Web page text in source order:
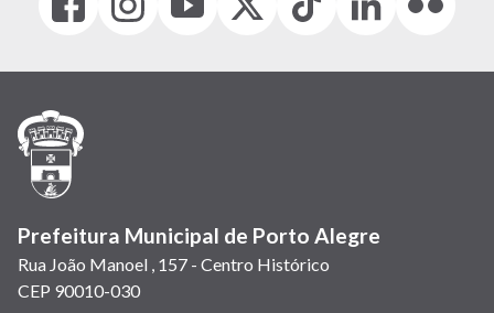
(link
em
janela)
(link
em
(link
em
(Antigo
(link
(link
em
(link
em
(link
em
Prefeitura Municipal de Porto Alegre
Rua João Manoel , 157 - Centro Histórico
CEP 90010-030